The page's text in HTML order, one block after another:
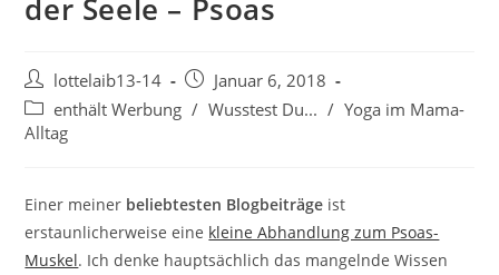
der Seele – Psoas
Beitrags-
Autor:
lottelaib13-14
Beitrag
veröffentlicht:
Januar 6, 2018
Beitrags-
Kategorie:
enthält Werbung / Wusstest Du... / Yoga im Mama-
Alltag
Einer meiner beliebtesten Blogbeiträge ist
erstaunlicherweise eine kleine Abhandlung zum Psoas-
Muskel. Ich denke hauptsächlich das mangelnde Wissen